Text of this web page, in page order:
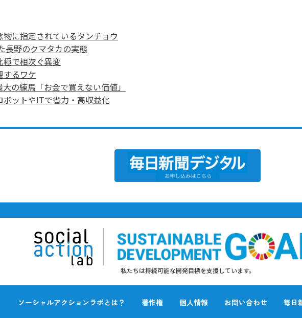
物に指定されているタンチョウ
長野のクマタカの実態
で相次ぐ異変
するワケ
の練馬「お金で買えない価値」
ットやITで省力・高収益化
私たちは持続可能な開発目標を支援しています。
ソーシャルアクションラボとは？ 著作権 個人情報 お問い合わせ 毎日